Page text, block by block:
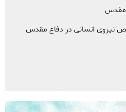
مقدس
نیروی انسانی در دفاع مقدس